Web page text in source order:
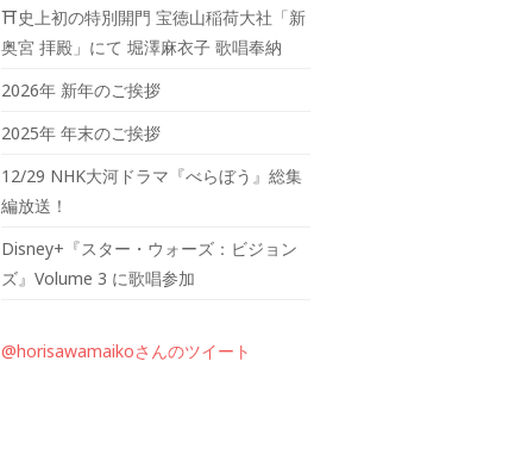
⛩️史上初の特別開門 宝徳山稲荷大社「新
奥宮 拝殿」にて 堀澤麻衣子 歌唱奉納
2026年 新年のご挨拶
2025年 年末のご挨拶
12/29 NHK大河ドラマ『べらぼう』総集
編放送！
Disney+『スター・ウォーズ：ビジョン
ズ』Volume 3 に歌唱参加
@horisawamaikoさんのツイート